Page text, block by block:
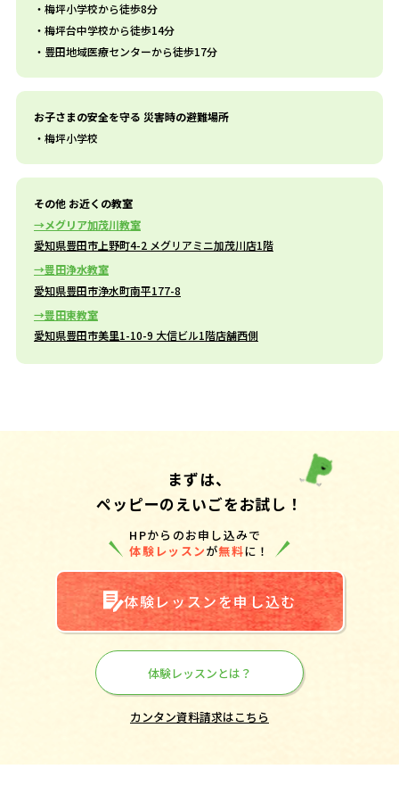
梅坪小学校から徒歩8分
梅坪台中学校から徒歩14分
豊田地域医療センターから徒歩17分
お子さまの安全を守る 災害時の避難場所
梅坪小学校
その他 お近くの教室
メグリア加茂川教室
愛知県豊田市上野町4-2 メグリアミニ加茂川店1階
豊田浄水教室
愛知県豊田市浄水町南平177-8
豊田東教室
愛知県豊田市美里1-10-9 大信ビル1階店舗西側
まずは、
ペッピーのえいごをお試し！
HPからのお申し込みで
体験レッスンが無料に！
体験レッスンを申し込む
体験レッスンとは？
カンタン資料請求はこちら